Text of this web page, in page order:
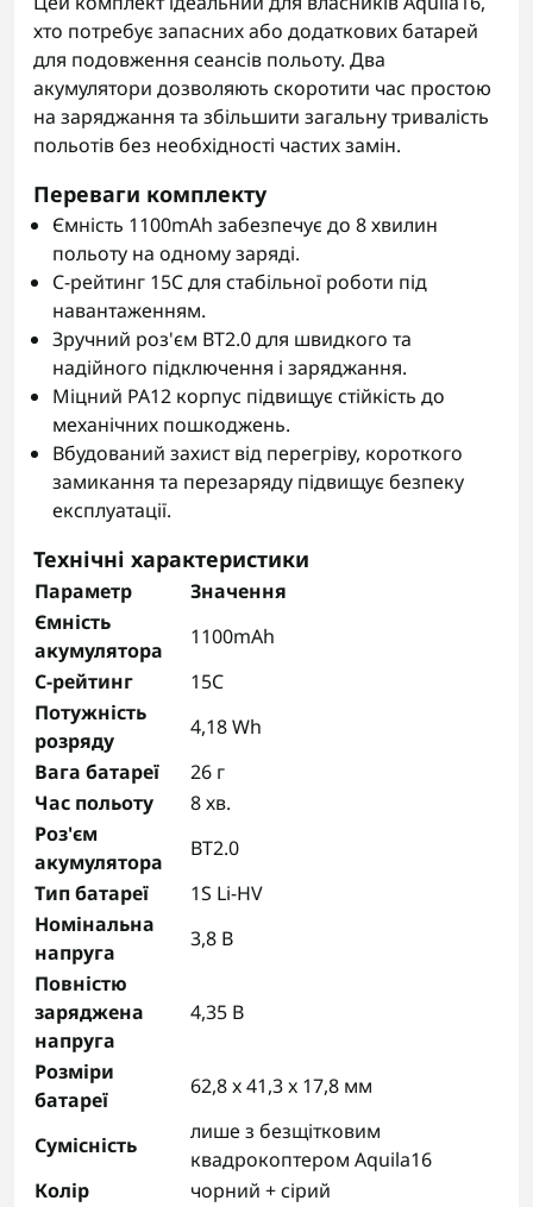
хто потребує запасних або додаткових батарей
для подовження сеансів польоту. Два
акумулятори дозволяють скоротити час простою
на заряджання та збільшити загальну тривалість
польотів без необхідності частих замін.
Переваги комплекту
Ємність 1100mAh забезпечує до 8 хвилин
польоту на одному заряді.
C-рейтинг 15C для стабільної роботи під
навантаженням.
Зручний роз'єм BT2.0 для швидкого та
надійного підключення і заряджання.
Міцний PA12 корпус підвищує стійкість до
механічних пошкоджень.
Вбудований захист від перегріву, короткого
замикання та перезаряду підвищує безпеку
експлуатації.
Технічні характеристики
Параметр
Значення
Ємність
акумулятора
1100mAh
C-рейтинг
15C
Потужність
розряду
4,18 Wh
Вага батареї
26 г
Час польоту
8 хв.
Роз'єм
акумулятора
BT2.0
Тип батареї
1S Li-HV
Номінальна
напруга
3,8 В
Повністю
заряджена
напруга
4,35 В
Розміри
батареї
62,8 x 41,3 x 17,8 мм
Сумісність
лише з безщітковим
квадрокоптером Aquila16
Колір
чорний + сірий